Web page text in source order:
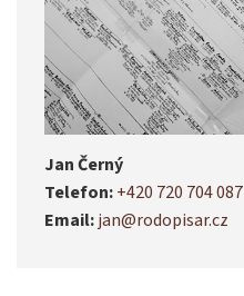
Jan Černý
Telefon:+420 720 704 087
Email:jan@rodopisar.cz